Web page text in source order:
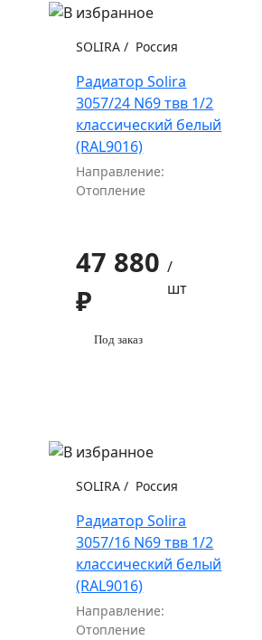
SOLIRA / Россия
Радиатор Solira
3057/24 N69 твв 1/2
классический белый
(RAL9016)
Направление:
Отопление
47 880
₽
/
шт
Под заказ
SOLIRA / Россия
Радиатор Solira
3057/16 N69 твв 1/2
классический белый
(RAL9016)
Направление:
Отопление